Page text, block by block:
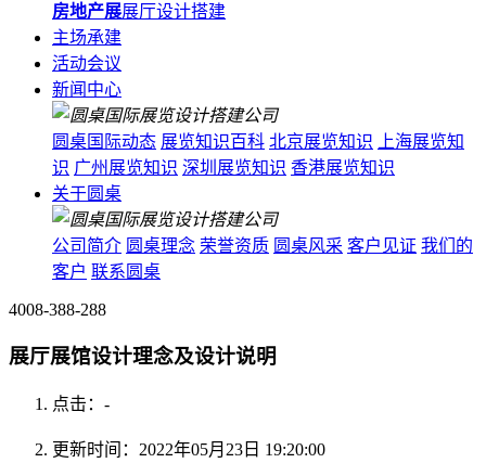
房地产展展厅设计搭建
主场承建
活动会议
新闻中心
圆桌国际动态 展览知识百科 北京展览知识
上海展览知
识 广州展览知识 深圳展览知识 香港展览知识
关于圆桌
公司简介 圆桌理念 荣誉资质 圆桌风采 客户见证 我们的
客户 联系圆桌
4008-388-288
展厅展馆设计理念及设计说明
点击： -
更新时间：2022年05月23日 19:20:00